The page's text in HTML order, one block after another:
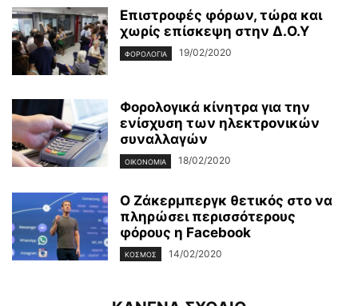
Επιστροφές φόρων, τώρα και
χωρίς επίσκεψη στην Δ.Ο.Υ
ΦΟΡΟΛΟΓΊΑ 19/02/2020
Φορολογικά κίνητρα για την
ενίσχυση των ηλεκτρονικών
συναλλαγών
ΟΙΚΟΝΟΜΊΑ 18/02/2020
Ο Ζάκερμπεργκ θετικός στο να
πληρώσει περισσότερους
φόρους η Facebook
ΚΌΣΜΟΣ 14/02/2020